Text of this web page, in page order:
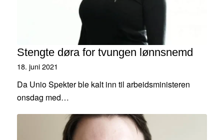
Stengte døra for tvungen lønnsnemd
18. juni 2021
Da Unio Spekter ble kalt inn til arbeidsministeren
onsdag med…